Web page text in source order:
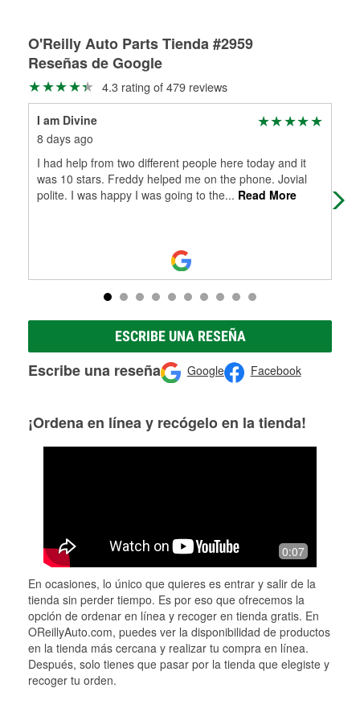
partes de reemplazo correctas para tu reparación.
Rectificación de tambores y discos de freno
O'Reilly Auto Parts Tienda #2959
Reseñas de Google
4.3 rating of 479 reviews
I am Divine
8 days ago
I had help from two different people here today and it
was 10 stars. Freddy helped me on the phone. Jovial
polite. I was happy I was going to the... Read More
ESCRIBE UNA RESEÑA
Escribe una reseña Google Facebook
¡Ordena en línea y recógelo en la tienda!
0:07
En ocasiones, lo único que quieres es entrar y salir de la
tienda sin perder tiempo. Es por eso que ofrecemos la
opción de ordenar en línea y recoger en tienda gratis. En
OReillyAuto.com, puedes ver la disponibilidad de productos
en la tienda más cercana y realizar tu compra en línea.
Después, solo tienes que pasar por la tienda que elegiste y
recoger tu orden.